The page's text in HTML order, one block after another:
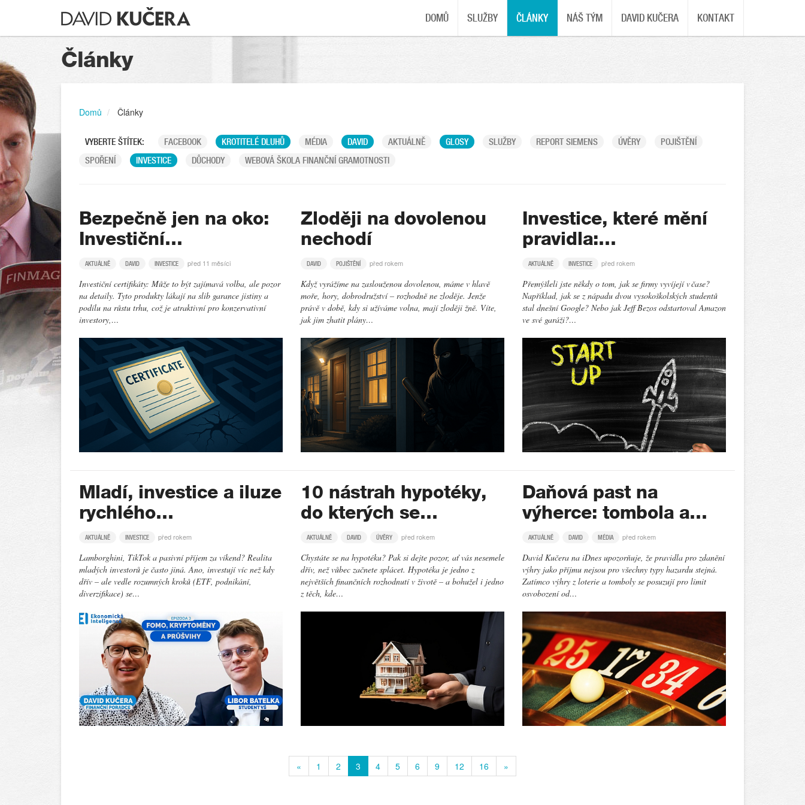
DOMŮ SLUŽBY ČLÁNKY NÁŠ TÝM DAVID KUČERA KONTAKT
Články
Domů Články
VYBERTE ŠTÍTEK: FACEBOOK KROTITELÉ DLUHŮ MÉDIA DAVID AKTUÁLNĚ GLOSY SLUŽBY REPORT SIEMENS ÚVĚRY
POJIŠTĚNÍ
SPOŘENÍ
INVESTICE DŮCHODY WEBOVÁ ŠKOLA FINANČNÍ GRAMOTNOSTI
Bezpečně jen na oko:
Investiční…
AKTUÁLNĚ DAVID INVESTICE před 11 měsíci
Investiční certifikáty: Může to být zajímavá volba, ale pozor
na detaily. Tyto produkty lákají na slib garance jistiny a
podílu na růstu trhu, což je atraktivní pro konzervativní
investory,…
Zloději na dovolenou
nechodí
DAVID POJIŠTĚNÍ před rokem
Když vyrážíme na zaslouženou dovolenou, máme v hlavě
moře, hory, dobrodružství – rozhodně ne zloděje. Jenže
právě v době, kdy si užíváme volna, mají zloději žně. Víte,
jak jim zhatit plány…
Investice, které mění
pravidla:…
AKTUÁLNĚ INVESTICE před rokem
Přemýšleli jste někdy o tom, jak se firmy vyvíjejí v čase?
Například, jak se z nápadu dvou vysokoškolských studentů
stal dnešní Google? Nebo jak Jeff Bezos odstartoval Amazon
ve své garáži?…
Mladí, investice a iluze
rychlého…
AKTUÁLNĚ INVESTICE před rokem
Lamborghini, TikTok a pasivní příjem za víkend? Realita
mladých investorů je často jiná. Ano, investují víc než kdy
dřív – ale vedle rozumných kroků (ETF, podnikání,
diverzifikace) se…
10 nástrah hypotéky,
do kterých se…
AKTUÁLNĚ DAVID ÚVĚRY před rokem
Chystáte se na hypotéku? Pak si dejte pozor, ať vás nesemele
dřív, než vůbec začnete splácet. Hypotéka je jedno z
největších finančních rozhodnutí v životě – a bohužel i jedno
z těch, kde…
Daňová past na
výherce: tombola a…
AKTUÁLNĚ DAVID MÉDIA před rokem
David Kučera na iDnes upozorňuje, že pravidla pro zdanění
výhry jako příjmu nejsou pro všechny typy hazardu stejná.
Zatímco výhry z loterie a tomboly se posuzují pro limit
osvobození od…
« 1 2 3 4 5 6 9 12 16 »